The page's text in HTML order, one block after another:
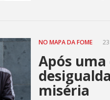
NO MAPA DA FOME
Após uma
miséria